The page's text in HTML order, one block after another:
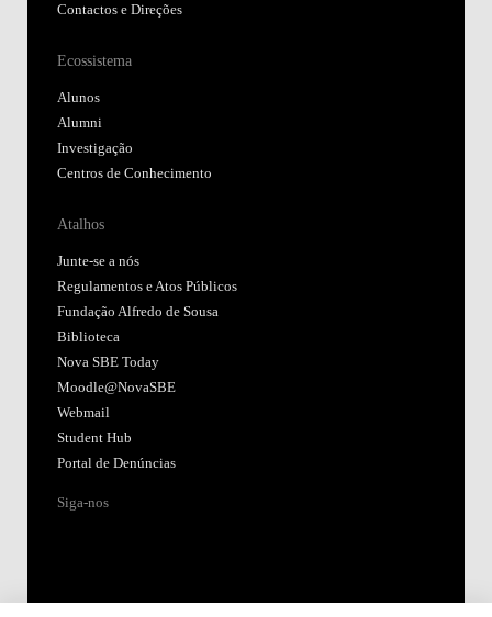
Contactos e Direções
Ecossistema
Alunos
Alumni
Investigação
Centros de Conhecimento
Atalhos
Junte-se a nós
Regulamentos e Atos Públicos
Fundação Alfredo de Sousa
Biblioteca
Nova SBE Today
Moodle@NovaSBE
Webmail
Student Hub
Portal de Denúncias
Siga-nos